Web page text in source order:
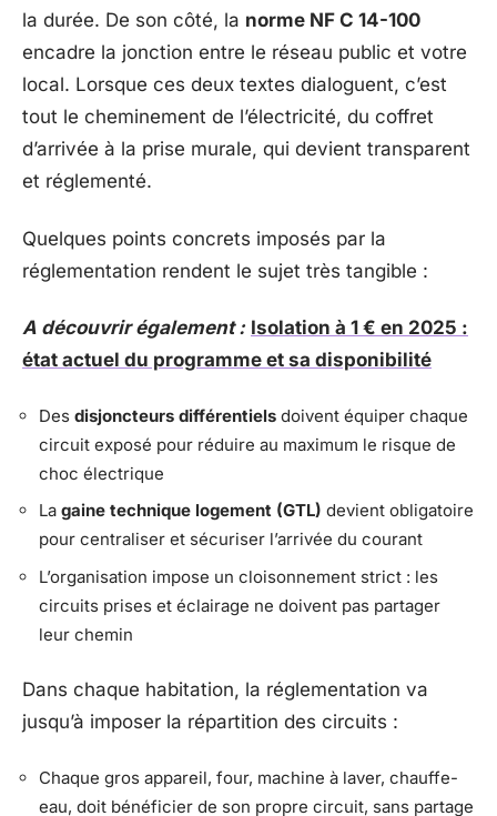
la durée. De son côté, la norme NF C 14-100
encadre la jonction entre le réseau public et votre
local. Lorsque ces deux textes dialoguent, c’est
tout le cheminement de l’électricité, du coffret
d’arrivée à la prise murale, qui devient transparent
et réglementé.
Quelques points concrets imposés par la
réglementation rendent le sujet très tangible :
A découvrir également : Isolation à 1 € en 2025 :
état actuel du programme et sa disponibilité
Des disjoncteurs différentiels doivent équiper chaque
circuit exposé pour réduire au maximum le risque de
choc électrique
La gaine technique logement (GTL) devient obligatoire
pour centraliser et sécuriser l’arrivée du courant
L’organisation impose un cloisonnement strict : les
circuits prises et éclairage ne doivent pas partager
leur chemin
Dans chaque habitation, la réglementation va
jusqu’à imposer la répartition des circuits :
Chaque gros appareil, four, machine à laver, chauffe-
eau, doit bénéficier de son propre circuit, sans partage